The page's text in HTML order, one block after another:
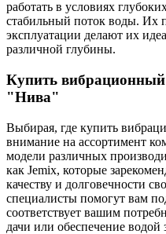
работать в условиях
стабильный поток воды. Их
эксплуатации делают их
различной глубины.
Купить
"Нива"
Выбирая, где купить
внимание на ассортимент
модели различных
как Jemix, которые
качеству и долговечности
специалисты помогут вам
соответствует вашим
дачи или обеспечение водой